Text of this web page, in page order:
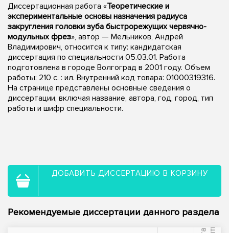
Диссертационная работа «Теоретические и
экспериментальные основы назначения радиуса
закругления головки зуба быстрорежущих червячно-
модульных фрез», автор — Мельников, Андрей
Владимирович, относится к типу: кандидатская
диссертация по специальности 05.03.01. Работа
подготовлена в городе Волгоград в 2001 году. Объем
работы: 210 с. : ил. Внутренний код товара: 01000319316.
На странице представлены основные сведения о
диссертации, включая название, автора, год, город, тип
работы и шифр специальности.
ДОБАВИТЬ ДИССЕРТАЦИЮ В КОРЗИНУ
Рекомендуемые диссертации данного раздела